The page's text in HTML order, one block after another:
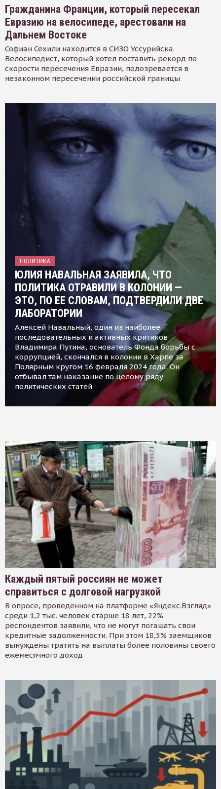
Гражданина Франции, который пересекал
Евразию на велосипеде, арестовали на
Дальнем Востоке
Софиан Сехили находится в СИЗО Уссурийска.
Велосипедист, который хотел поставить рекорд по
скорости пересечения Евразии, подозревается в
незаконном пересечении российской границы
ПОЛИТИКА
ЮЛИЯ НАВАЛЬНАЯ ЗАЯВИЛА, ЧТО
ПОЛИТИКА ОТРАВИЛИ В КОЛОНИИ —
ЭТО, ПО ЕЕ СЛОВАМ, ПОДТВЕРДИЛИ ДВЕ
ЛАБОРАТОРИИ
Алексей Навальный, один из наиболее
последовательных и активных критиков
Владимира Путина, основатель Фонда борьбы с
коррупцией, скончался в колонии в Харпе за
Полярным кругом 16 февраля 2024 года. Он
отбывал там наказание по целому ряду
политических статей
Каждый пятый россиян не может
справиться с долговой нагрузкой
В опросе, проведенном на платформе «Яндекс.Взгляд»
среди 1,2 тыс. человек старше 18 лет, 22%
респондентов заявили, что не могут погашать свои
кредитные задолженности. При этом 18,5% заемщиков
вынуждены тратить на выплаты более половины своего
ежемесячного доход